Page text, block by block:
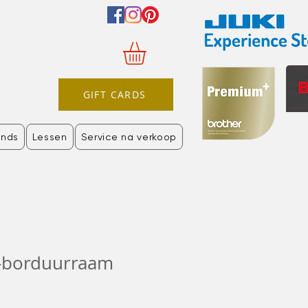
GIFT CARDS
Lessen Service na verkoop